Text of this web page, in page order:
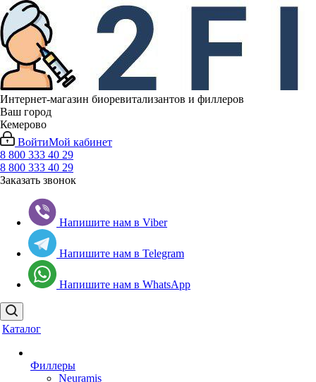
Интернет-магазин биоревитализантов и филлеров
Ваш город
Кемерово
ВойтиМой кабинет
8 800 333 40 29
8 800 333 40 29
Заказать звонок
Напишите нам в Viber
Напишите нам в Telegram
Напишите нам в WhatsApp
Каталог
Филлеры
Neuramis